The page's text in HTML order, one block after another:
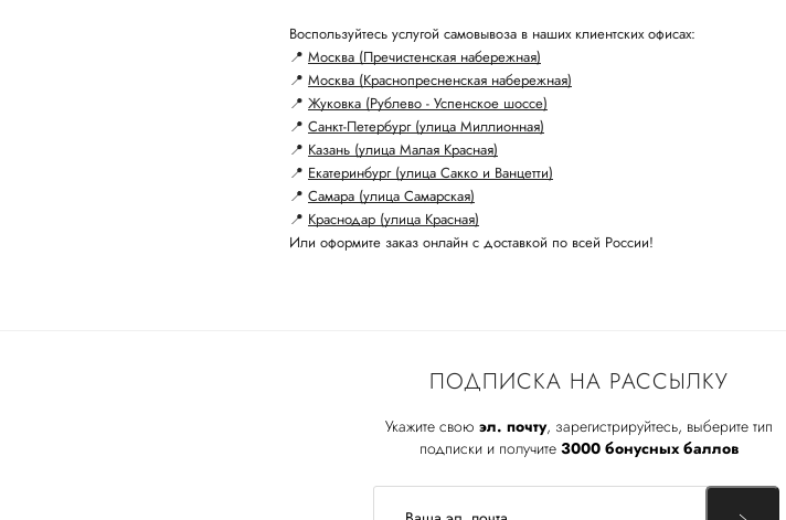
Воспользуйтесь услугой самовывоза в наших клиентских офисах:
📍 Москва (Пречистенская набережная)
📍 Москва (Краснопресненская набережная)
📍 Жуковка (Рублево - Успенское шоссе)
📍 Санкт-Петербург (улица Миллионная)
📍 Казань (улица Малая Красная)
📍 Екатеринбург (улица Сакко и Ванцетти)
📍 Самара (улица Самарская)
📍 Краснодар (улица Красная)
Или оформите заказ онлайн с доставкой по всей России!
ПОДПИСКА НА РАССЫЛКУ
Укажите свою эл. почту, зарегистрируйтесь, выберите тип
подписки и получите 3000 бонусных баллов